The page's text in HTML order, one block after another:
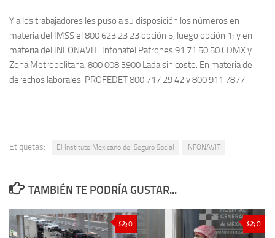
Y a los trabajadores les puso a su disposición los números en
materia del IMSS el 800 623 23 23 opción 5, luego opción 1; y en
materia del INFONAVIT. Infonatel Patrones 91 71 50 50 CDMX y
Zona Metropolitana, 800 008 3900 Lada sin costo. En materia de
derechos laborales. PROFEDET 800 717 29 42 y 800 911 7877.
Etiquetas: El Instituto Mexicano del Seguro Social INFONAVIT
TAMBIÉN TE PODRÍA GUSTAR...
0 0